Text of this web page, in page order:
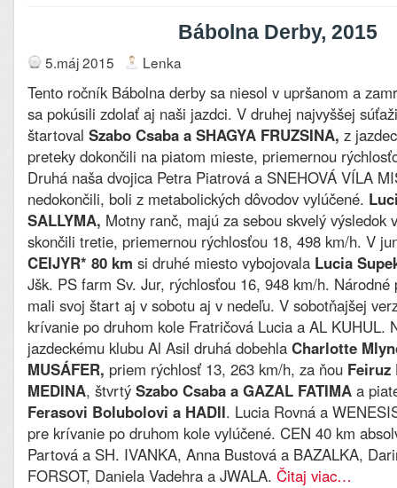
Bábolna Derby, 2015
5.máj 2015 Lenka
Tento ročník Bábolna derby sa niesol v upršanom a
sa pokúsili zdolať aj naši jazdci. V druhej najvyššej
štartoval Szabo Csaba a SHAGYA FRUZSINA, z
preteky dokončili na piatom mieste, priemernou
Druhá naša dvojica Petra Piatrová a SNEHOVÁ VÍLA
nedokončili, boli z metabolických dôvodov vylúčené.
SALLYMA, Motny ranč, majú za sebou skvelý výsledok
skončili tretie, priemernou rýchlosťou 18, 498 km/h. V
CEIJYR* 80 km si druhé miesto vybojovala Lucia
Jšk. PS farm Sv. Jur, rýchlosťou 16, 948 km/h. Národné
mali svoj štart aj v sobotu aj v nedeľu. V sobotňajšej
krívanie po druhom kole Fratričová Lucia a AL KUHUL.
jazdeckému klubu Al Asil druhá dobehla Charlotte
MUSÁFER, priem rýchlosť 13, 263 km/h, za ňou Feiruz
MEDINA, štvrtý Szabo Csaba a GAZAL FATIMA a
Ferasovi Bolubolovi a HADII. Lucia Rovná a
pre krívanie po druhom kole vylúčené. CEN 40 km
Partová a SH. IVANKA, Anna Bustová a BAZALKA,
FORSOT, Daniela Vadehra a JWALA. Čitaj viac…